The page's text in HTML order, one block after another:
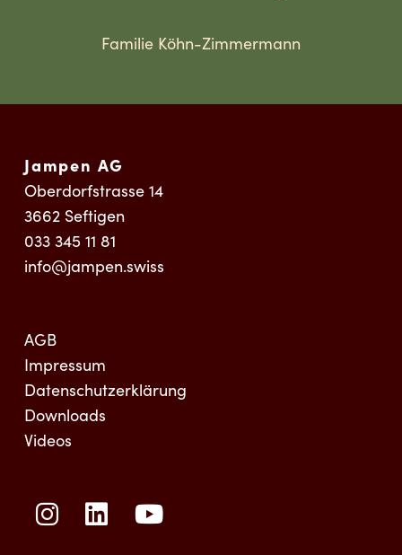
Familie Köhn-Zimmermann
Jampen AG
Oberdorfstrasse 14
3662 Seftigen
033 345 11 81
info@jampen.swiss
AGB
Impressum
Datenschutzerklärung
Downloads
Videos